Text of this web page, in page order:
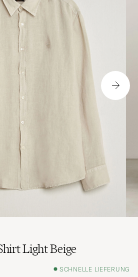
Light Beige
SCHNELLE LIEFERUNG